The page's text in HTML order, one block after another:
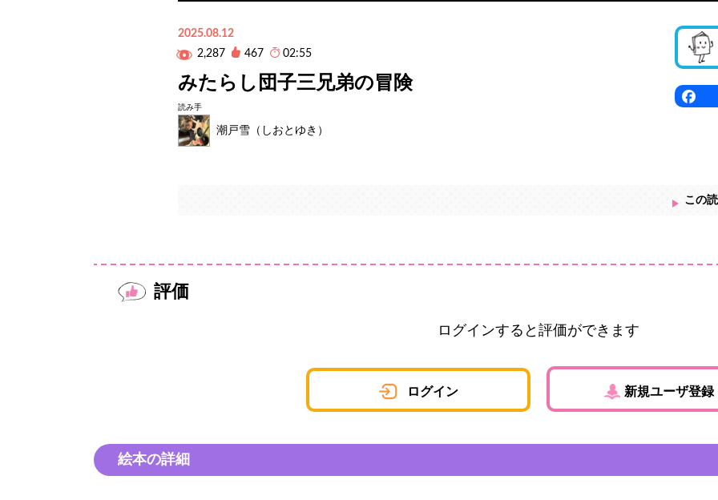
2025.08.12
2,287
467 02:55
みたらし団子三兄弟の冒険
読み手
潮戸雪（しおとゆき）
この
評価
ログインすると評価ができます
ログイン 新規ユーザ登録
絵本の詳細